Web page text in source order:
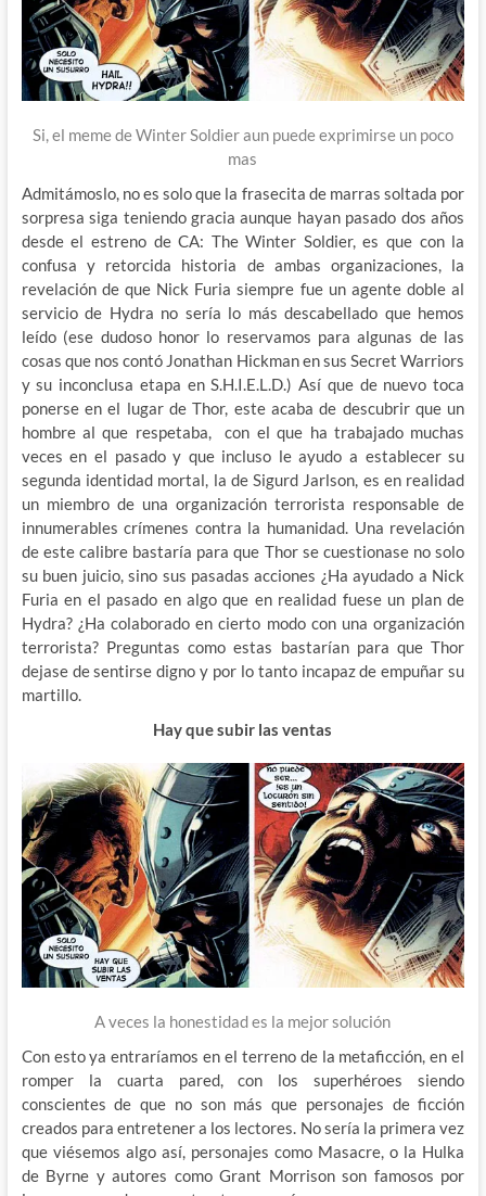
Si, el meme de Winter Soldier aun puede exprimirse un poco
mas
Admitámoslo, no es solo que la frasecita de marras soltada por
sorpresa siga teniendo gracia aunque hayan pasado dos años
desde el estreno de CA: The Winter Soldier, es que con la
confusa y retorcida historia de ambas organizaciones, la
revelación de que Nick Furia siempre fue un agente doble al
servicio de Hydra no sería lo más descabellado que hemos
leído (ese dudoso honor lo reservamos para algunas de las
cosas que nos contó Jonathan Hickman en sus Secret Warriors
y su inconclusa etapa en S.H.I.E.L.D.) Así que de nuevo toca
ponerse en el lugar de Thor, este acaba de descubrir que un
hombre al que respetaba, con el que ha trabajado muchas
veces en el pasado y que incluso le ayudo a establecer su
segunda identidad mortal, la de Sigurd Jarlson, es en realidad
un miembro de una organización terrorista responsable de
innumerables crímenes contra la humanidad. Una revelación
de este calibre bastaría para que Thor se cuestionase no solo
su buen juicio, sino sus pasadas acciones ¿Ha ayudado a Nick
Furia en el pasado en algo que en realidad fuese un plan de
Hydra? ¿Ha colaborado en cierto modo con una organización
terrorista? Preguntas como estas bastarían para que Thor
dejase de sentirse digno y por lo tanto incapaz de empuñar su
martillo.
Hay que subir las ventas
A veces la honestidad es la mejor solución
Con esto ya entraríamos en el terreno de la metaficción, en el
romper la cuarta pared, con los superhéroes siendo
conscientes de que no son más que personajes de ficción
creados para entretener a los lectores. No sería la primera vez
que viésemos algo así, personajes como Masacre, o la Hulka
de Byrne y autores como Grant Morrison son famosos por